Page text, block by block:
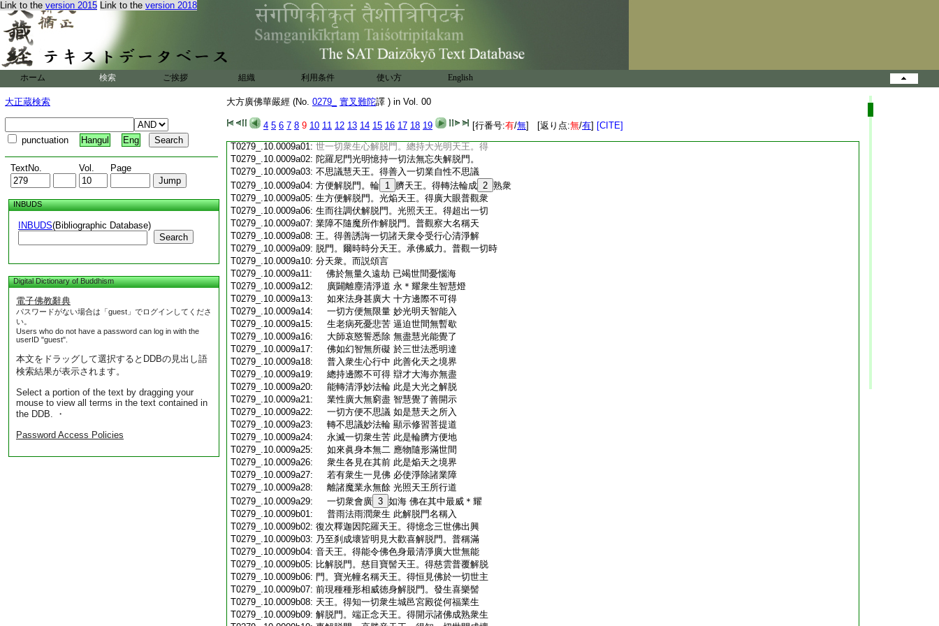
Link to the version 2015 Link to the version 2018
ホーム 検索 ご挨拶 組織 利用条件 使い方 English
大正蔵検索
punctuation Hangul Eng
TextNo. Vol. Page
INBUDS
INBUDS(Bibliographic Database)
Search
Digital Dictionary of Buddhism
電子佛教辭典
パスワードがない場合は「guest」でログインしてくださ
い。
Users who do not have a password can log in with the
userID "guest".
本文をドラッグして選択するとDDBの見出し語
検索結果が表示されます。
Select a portion of the text by dragging your
mouse to view all terms in the text contained in
the DDB. ・
Password Access Policies
大方廣佛華嚴經 (No. 0279_ 實叉難陀譯 ) in Vol. 00
4 5 6 7 8 9 10 11 12 13 14 15 16 17 18 19 [行番号:有/無] [返り点:無/有] [CITE]
T0279_.10.0008c19:入於諸法到彼岸 勇慧見此生歡喜
T0279_.10.0008c20: 若有衆生堪受化 聞佛功徳趣菩提
T0279_.10.0008c21:令住福海常清淨 妙光於此能觀察
T0279_.10.0008c22:
十方刹海微塵數 一切佛所皆往集
恭敬供養聽聞法 此莊嚴幢之所見
T0279_.10.0008c24:衆生心海不思議 無住無動無依處
T0279_.10.0008c25:佛於一念皆明見 妙莊嚴天斯善了
T0279_.10.0008c26:復次時分天王。得發起一切衆生善根令永
T0279_.10.0008c27:離憂惱解脱門。妙光天王。得普入一切境界
T0279_.10.0008c28:解脱門。無盡慧功徳幢天王。得滅除一切患
大悲輪解脱門。善化端嚴天王。得了知三
T0279_.10.0009a01: 世一切衆生心解脱門。總持大光明天王。得
T0279_.10.0009a02: 陀羅尼門光明憶持一切法無忘失解脱門。
T0279_.10.0009a03: 不思議慧天王。得善入一切業自性不思議
T0279_.10.0009a04: 方便解脱門。輪 1 臍天王。得轉法輪成 2 熟衆
T0279_.10.0009a05: 生方便解脱門。光焔天王。得廣大眼普觀衆
T0279_.10.0009a06: 生而往調伏解脱門。光照天王。得超出一切
T0279_.10.0009a07: 業障不隨魔所作解脱門。普觀察大名稱天
T0279_.10.0009a08: 王。得善誘誨一切諸天衆令受行心清淨解
T0279_.10.0009a09: 脱門。爾時時分天王。承佛威力。普觀一切時
T0279_.10.0009a10: 分天衆。而説頌言
T0279_.10.0009a11:
佛於無量久遠劫 已竭世間憂惱海
T0279_.10.0009a12:
廣闢離塵清淨道 永＊耀衆生智慧燈
T0279_.10.0009a13:
如來法身甚廣大 十方邊際不可得
T0279_.10.0009a14:
一切方便無限量 妙光明天智能入
T0279_.10.0009a15:
生老病死憂悲苦 逼迫世間無暫歇
T0279_.10.0009a16:
大師哀愍誓悉除 無盡慧光能覺了
T0279_.10.0009a17:
佛如幻智無所礙 於三世法悉明達
T0279_.10.0009a18:
普入衆生心行中 此善化天之境界
T0279_.10.0009a19:
總持邊際不可得 辯才大海亦無盡
T0279_.10.0009a20:
能轉清淨妙法輪 此是大光之解脱
T0279_.10.0009a21:
業性廣大無窮盡 智慧覺了善開示
T0279_.10.0009a22:
一切方便不思議 如是慧天之所入
T0279_.10.0009a23:
轉不思議妙法輪 顯示修習菩提道
T0279_.10.0009a24:
永滅一切衆生苦 此是輪臍方便地
T0279_.10.0009a25:
如來眞身本無二 應物隨形滿世間
T0279_.10.0009a26:
衆生各見在其前 此是焔天之境界
T0279_.10.0009a27:
若有衆生一見佛 必使淨除諸業障
T0279_.10.0009a28:
離諸魔業永無餘 光照天王所行道
T0279_.10.0009a29:
一切衆會廣 3 如海 佛在其中最威＊耀
T0279_.10.0009b01:
普雨法雨潤衆生 此解脱門名稱入
T0279_.10.0009b02: 復次釋迦因陀羅天王。得憶念三世佛出興
T0279_.10.0009b03: 乃至刹成壞皆明見大歡喜解脱門。普稱滿
T0279_.10.0009b04: 音天王。得能令佛色身最清淨廣大世無能
T0279_.10.0009b05: 比解脱門。慈目寶髻天王。得慈雲普覆解脱
T0279_.10.0009b06: 門。寶光幢名稱天王。得恒見佛於一切世主
T0279_.10.0009b07: 前現種種形相威徳身解脱門。發生喜樂髻
T0279_.10.0009b08: 天王。得知一切衆生城邑宮殿從何福業生
T0279_.10.0009b09: 解脱門。端正念天王。得開示諸佛成熟衆生